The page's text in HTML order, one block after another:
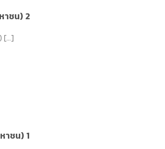
าชน) 2
[...]
าชน) 1